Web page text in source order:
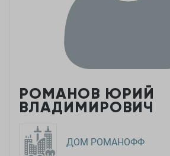
РОМАНОВ ЮРИЙ
ВЛАДИМИРОВИЧ
ДОМ РОМАНОФФ